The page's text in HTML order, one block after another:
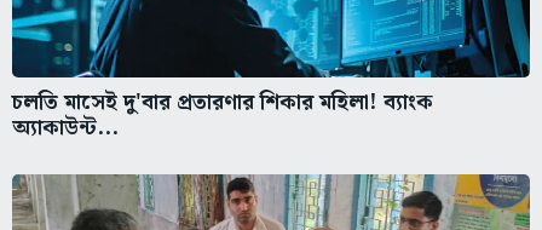
চলতি মাসেই দু'বার প্রতারণার শিকার মহিলা! ব্যাংক
অ্যাকাউন্ট...